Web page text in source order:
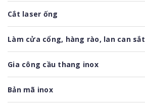
Cắt laser ống
Làm cửa cổng, hàng rào, lan can sắt
Gia công cầu thang inox
Bản mã inox